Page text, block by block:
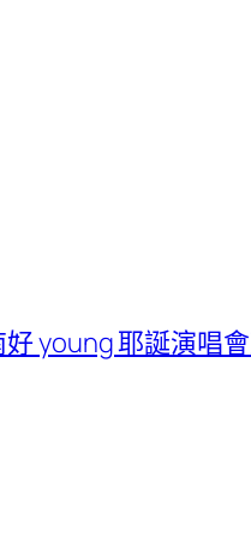
好 young 耶誕演唱